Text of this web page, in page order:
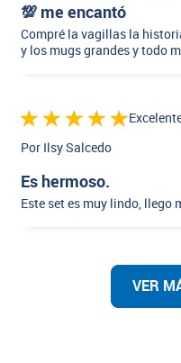
💯 me encantó
Compré la vagillas la
y los mugs grandes y todo
Por Ilsy Salcedo
Es hermoso.
Este set es muy lindo, llego
VER